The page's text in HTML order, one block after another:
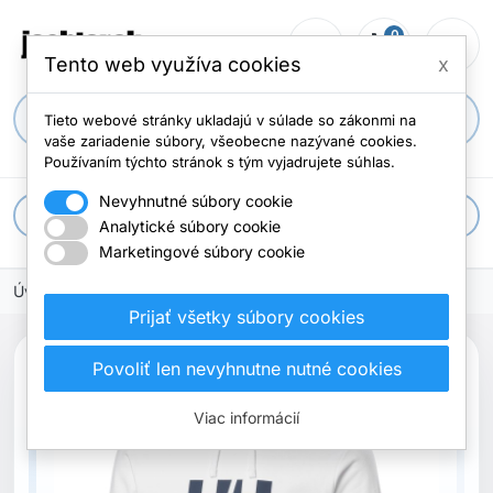
person_outline shopping_cart
0
Početmenu
apps Všetky kategórie
Úvodná stránka
Tento web využíva cookies x
Tieto webové stránky ukladajú v súlade so zákonmi na
vaše zariadenie súbory, všeobecne nazývané cookies.
Používaním týchto stránok s tým vyjadrujete súhlas.
Nevyhnutné súbory cookie
Analytické súbory cookie
Marketingové súbory cookie
Prijať všetky súbory cookies
Povoliť len nevyhnutne nutné cookies
Viac informácií